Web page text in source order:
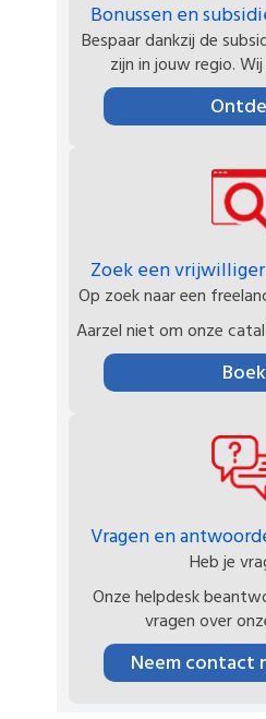
Bonussen en
Bespaar dankzij de
zijn in jouw regio.
Zoek een vrijwilliger
Op zoek naar een
Aarzel niet om onze
Boek
Vragen en
Heb je
Onze helpdesk
vragen over
Neem contact